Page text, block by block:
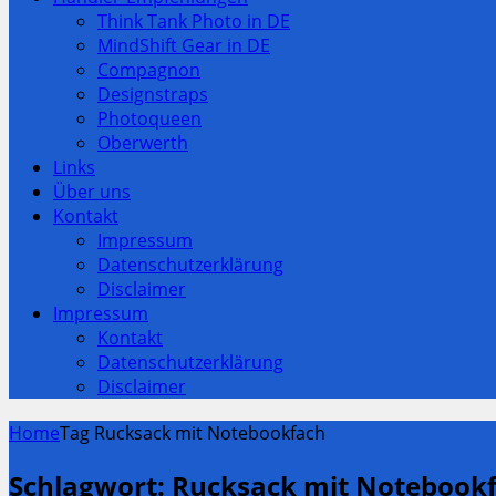
Think Tank Photo in DE
MindShift Gear in DE
Compagnon
Designstraps
Photoqueen
Oberwerth
Links
Über uns
Kontakt
Impressum
Datenschutzerklärung
Disclaimer
Impressum
Kontakt
Datenschutzerklärung
Disclaimer
HomeTag Rucksack mit Notebookfach
Schlagwort: Rucksack mit